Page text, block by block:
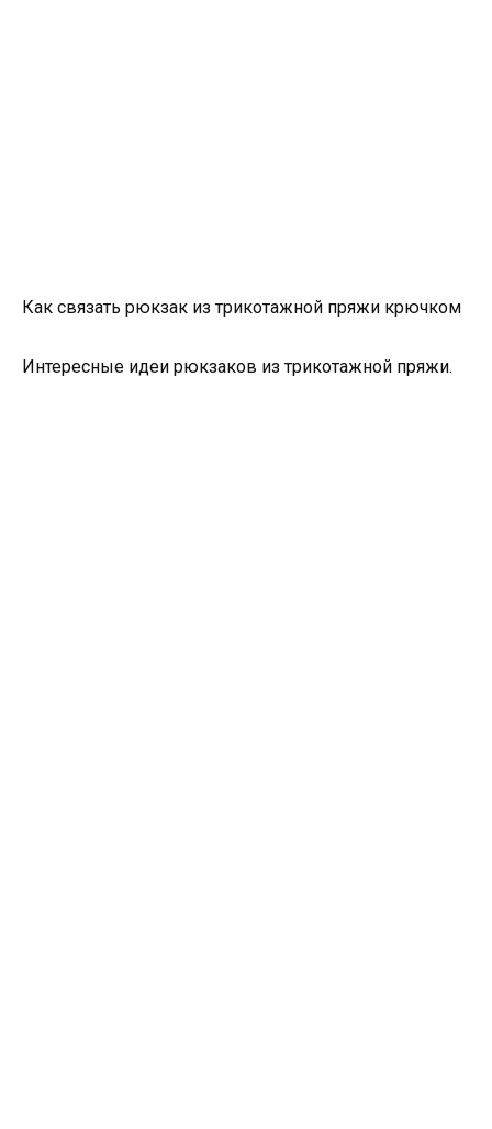
Как связать рюкзак из трикотажной пряжи крючком
Интересные идеи рюкзаков из трикотажной пряжи.